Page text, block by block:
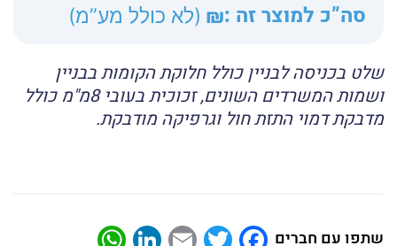
סה”כ למוצר זה :₪ (לא כולל מע”מ)
שלט בכניסה לבניין כולל חלוקת הקומות בבניין
ושמות המשרדים השונים, זכוכית בעובי 8מ"מ כולל
מדבקת דמוי התזת חול וגרפיקה מודבקת.
שתפו עם חברים